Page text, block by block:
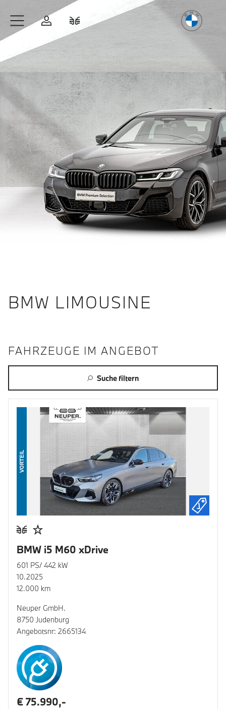
Zum Hauptinhalt springen
AnmeldenFahrzeugvergleich
Freude
BMW LIMOUSINE
FAHRZEUGE IM ANGEBOT
Suche filtern
VORTEIL
BMW i5 M60 xDrive
601 PS/ 442 kW
10.2025
12.000 km
Neuper GmbH.
8750 Judenburg
Angebotsnr: 2665134
€ 75.990,-